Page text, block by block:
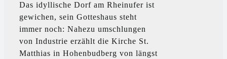
Das idyllische Dorf am Rheinufer ist
gewichen, sein Gotteshaus steht
immer noch: Nahezu umschlungen
von Industrie erzählt die Kirche St.
Matthias in Hohenbudberg von längst